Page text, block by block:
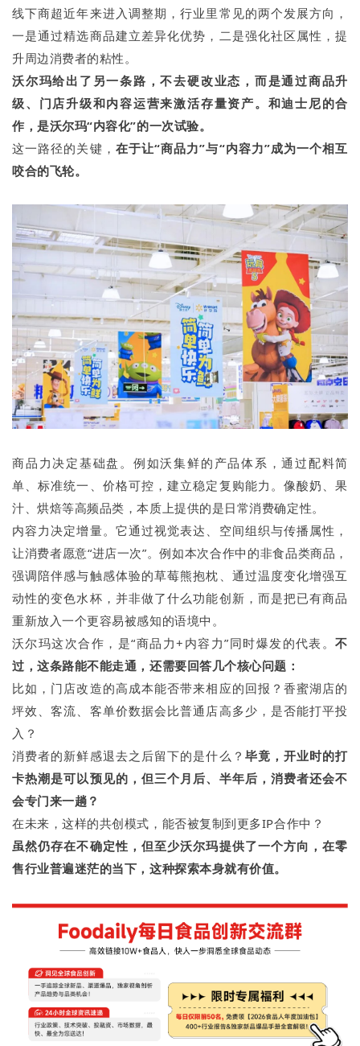
线下商超近年来进入调整期，行业里常见的两个发展方向，
一是通过精选商品建立差异化优势，二是强化社区属性，提
升周边消费者的粘性。
沃尔玛给出了另一条路，不去硬改业态，而是通过商品升
级、门店升级和内容运营来激活存量资产。和迪士尼的合
作，是沃尔玛“内容化”的一次试验。
这一路径的关键， 在于让“商品力”与“内容力”成为一个相互
咬合的飞轮。
商品力决定基础盘。例如沃集鲜的产品体系，通过配料简
单、标准统一、价格可控，建立稳定复购能力。像酸奶、果
汁、烘焙等高频品类，本质上提供的是日常消费确定性。
内容力决定增量。它通过视觉表达、空间组织与传播属性，
让消费者愿意“进店一次”。例如本次合作中的非食品类商品，
强调陪伴感与触感体验的草莓熊抱枕、通过温度变化增强互
动性的变色水杯，并非做了什么功能创新，而是把已有商品
重新放入一个更容易被感知的语境中。
沃尔玛这次合作，是“商品力+内容力”同时爆发的代表。不
过，这条路能不能走通，还需要回答几个核心问题：
比如，门店改造的高成本能否带来相应的回报？香蜜湖店的
坪效、客流、客单价数据会比普通店高多少，是否能打平投
入？
消费者的新鲜感退去之后留下的是什么？ 毕竟，开业时的打
卡热潮是可以预见的，但三个月后、半年后，消费者还会不
会专门来一趟？
在未来，这样的共创模式，能否被复制到更多IP合作中？
虽然仍存在不确定性，但至少沃尔玛提供了一个方向，在零
售行业普遍迷茫的当下，这种探索本身就有价值。